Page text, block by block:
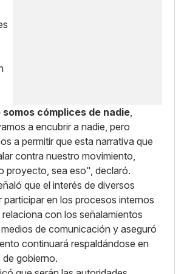
somos cómplices de nadie,
a encubrir a nadie, pero
a permitir que esta narrativa que
contra nuestro movimiento,
proyecto, sea eso", declaró.
que el interés de diversos
participar en los procesos internos
con los señalamientos
de comunicación y aseguró
continuará respaldándose en
gobierno.